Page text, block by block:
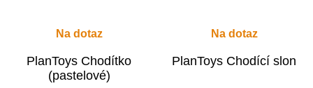
Na dotaz
PlanToys Chodítko
(pastelové)
Na dotaz
PlanToys Chodící slon